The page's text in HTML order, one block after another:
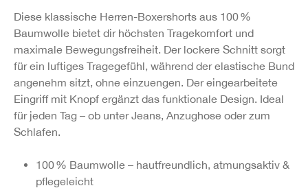
Diese klassische Herren-Boxershorts aus 100 %
Baumwolle bietet dir höchsten Tragekomfort und
maximale Bewegungsfreiheit. Der lockere Schnitt sorgt
für ein luftiges Tragegefühl, während der elastische Bund
angenehm sitzt, ohne einzuengen. Der eingearbeitete
Eingriff mit Knopf ergänzt das funktionale Design. Ideal
für jeden Tag – ob unter Jeans, Anzughose oder zum
Schlafen.
100 % Baumwolle – hautfreundlich, atmungsaktiv &
pflegeleicht